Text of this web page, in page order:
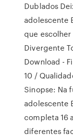
Dublados
adolescente
que escolher
Divergente
Download -
10 /
Sinopse: Na
adolescente
completa 16
diferentes